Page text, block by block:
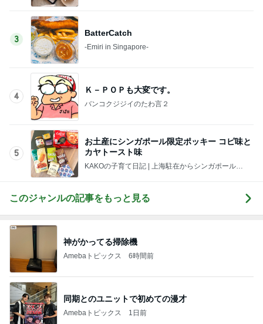
3
BatterCatch
-Emiri in Singapore-
4
Ｋ－ＰＯＰも大変です。
バンコクジジイのたわ言２
5
お土産にシンガポール限定ポッキー コピ味と
カヤトースト味
KAKOの子育て日記 | 上海駐在からシンガポール駐
このジャンルの記事をもっと見る
神がかってる掃除機
Amebaトピックス 6時間前
同期とのユニットで初めての漫才
Amebaトピックス 1日前